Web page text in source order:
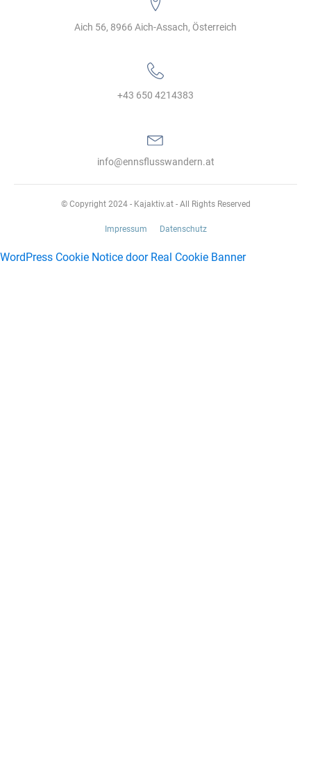
Aich 56, 8966 Aich-Assach, Österreich
+43 650 4214383‬
info@ennsflusswandern.at
© Copyright 2024 - Kajaktiv.at - All Rights Reserved
Impressum Datenschutz
WordPress Cookie Notice door Real Cookie Banner